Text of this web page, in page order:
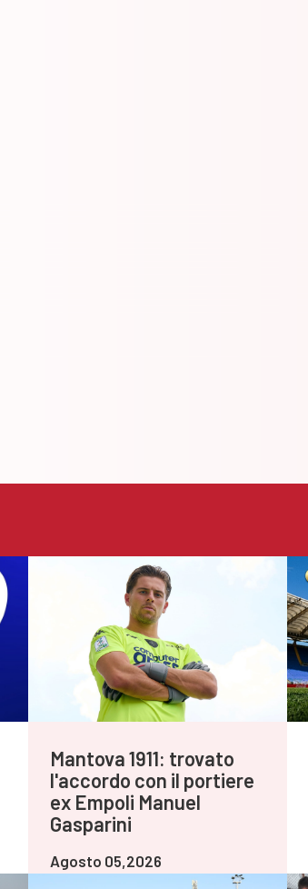
Mantova 1911: trovato
l'accordo con il portiere
ex Empoli Manuel
Gasparini
Agosto 05,2026